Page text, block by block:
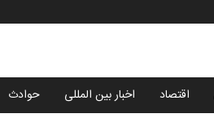
اقتصاد اخبار بین المللی حوادث